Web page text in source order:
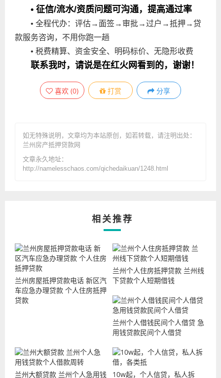
• 征信/流水/资质问题可沟通，提高通过率
• 全程代办：评估→面签→审批→过户→抵押→贷
款服务咨询，不用你跑一趟
• 税费精算、资金安全、明码标价、无隐形收费
联系我时，请说是在红火网看到的，谢谢！
喜欢 (0) 打赏 分享
如无特殊说明，文章均为本站原创 ，如若转载，请注明出处：
兰州房产抵押贷款网
文章永久地址：
http://namelesschaos.com/qichedaikuan/1248.html
相关推荐
兰州房屋抵押贷款电话 新区汽
车应急办理贷款 个人住房抵押
贷款
兰州个人住房抵押贷款 兰州线
下贷款个人短期借钱
兰州个人借钱民间个人借贷 急
用钱贷款民间个人借贷
兰州大额贷款 兰州个人急用钱 10w起，个人信贷，私人拆